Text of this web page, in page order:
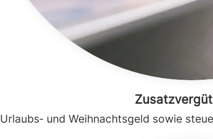
Urlaubs‑ und Weihnachtsgeld sowie